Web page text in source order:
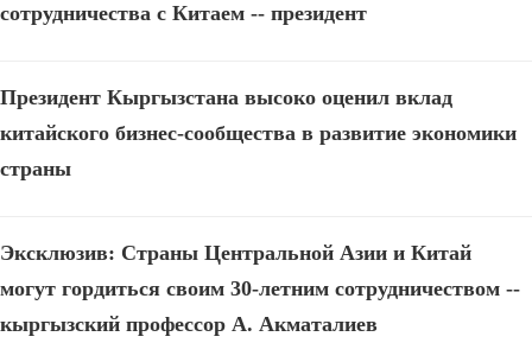
сотрудничества с Китаем -- президент
Президент Кыргызстана высоко оценил вклад
китайского бизнес-сообщества в развитие экономики
страны
Эксклюзив: Страны Центральной Азии и Китай
могут гордиться своим 30-летним сотрудничеством --
кыргызский профессор А. Акматалиев